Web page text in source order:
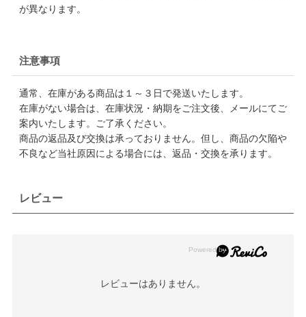
が異なります。
注意事項
通常、在庫がある商品は１～３日で発送いたします。
在庫がない場合は、在庫状況・納期をご注文後、メールにてご
案内いたします。ご了承ください。
商品の返品及び交換は承っておりません。但し、商品の欠陥や
不良など当社原因による場合には、返品・交換を承ります。
レビュー
レビューはありません。